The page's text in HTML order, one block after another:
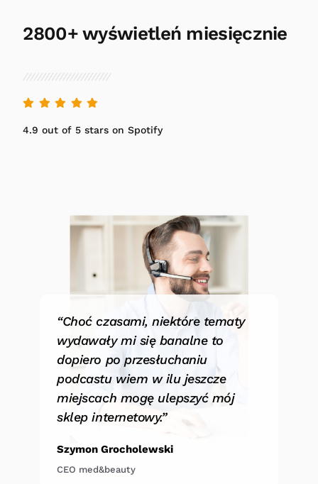
2800+ wyświetleń miesięcznie
4.9 out of 5 stars on Spotify
“Choć czasami, niektóre tematy
wydawały mi się banalne to
dopiero po przesłuchaniu
podcastu wiem w ilu jeszcze
miejscach mogę ulepszyć mój
sklep internetowy.”
Szymon Grocholewski
CEO med&beauty